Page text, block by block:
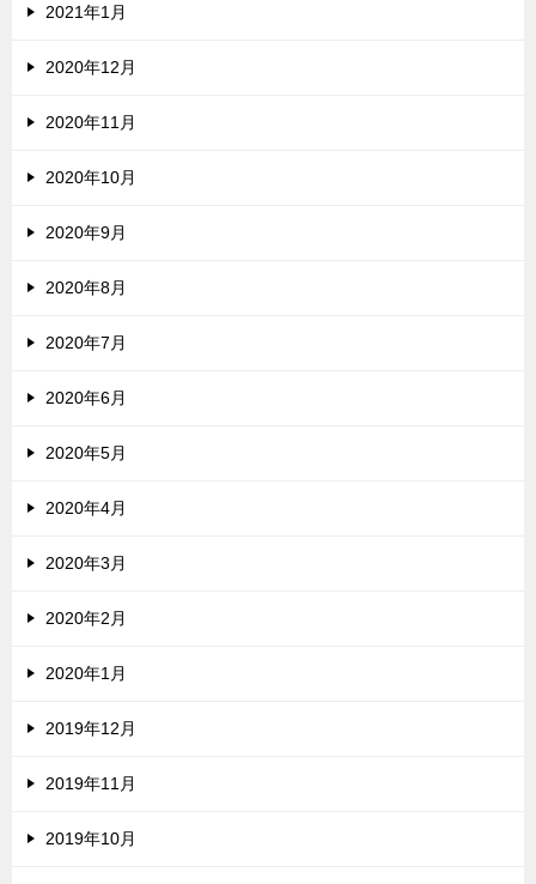
2021年1月
2020年12月
2020年11月
2020年10月
2020年9月
2020年8月
2020年7月
2020年6月
2020年5月
2020年4月
2020年3月
2020年2月
2020年1月
2019年12月
2019年11月
2019年10月